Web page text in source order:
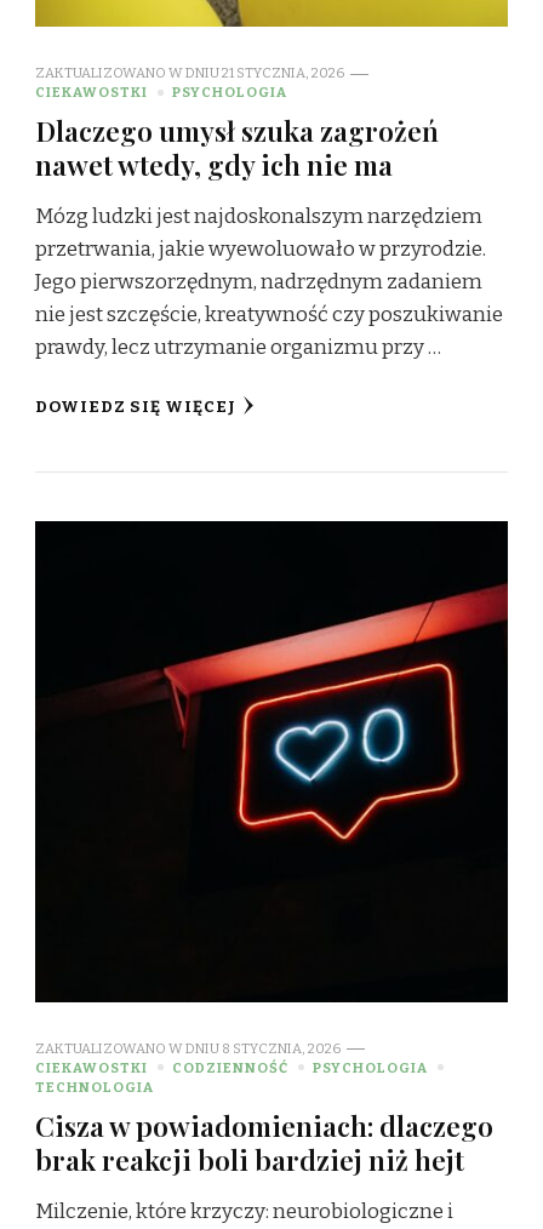
ZAKTUALIZOWANO W DNIU21 STYCZNIA, 2026
CIEKAWOSTKI
PSYCHOLOGIA
Dlaczego umysł szuka zagrożeń
nawet wtedy, gdy ich nie ma
Mózg ludzki jest najdoskonalszym narzędziem
przetrwania, jakie wyewoluowało w przyrodzie.
Jego pierwszorzędnym, nadrzędnym zadaniem
nie jest szczęście, kreatywność czy poszukiwanie
prawdy, lecz utrzymanie organizmu przy …
DOWIEDZ SIĘ WIĘCEJ
ZAKTUALIZOWANO W DNIU 8 STYCZNIA, 2026
CIEKAWOSTKI
CODZIENNOŚĆ
PSYCHOLOGIA
TECHNOLOGIA
Cisza w powiadomieniach: dlaczego
brak reakcji boli bardziej niż hejt
Milczenie, które krzyczy: neurobiologiczne i